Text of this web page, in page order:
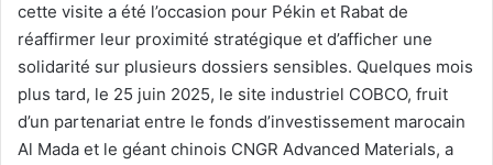
cette visite a été l’occasion pour Pékin et Rabat de
réaffirmer leur proximité stratégique et d’afficher une
solidarité sur plusieurs dossiers sensibles. Quelques mois
plus tard, le 25 juin 2025, le site industriel COBCO, fruit
d’un partenariat entre le fonds d’investissement marocain
Al Mada et le géant chinois CNGR Advanced Materials, a